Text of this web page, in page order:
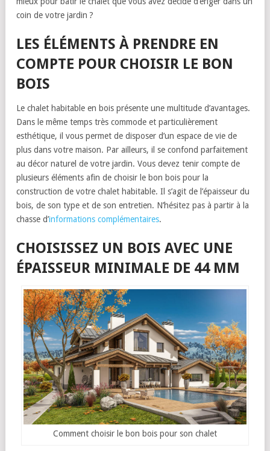
coin de votre jardin ?
LES ÉLÉMENTS À PRENDRE EN
COMPTE POUR CHOISIR LE BON
BOIS
Le chalet habitable en bois présente une multitude d’avantages.
Dans le même temps très commode et particulièrement
esthétique, il vous permet de disposer d’un espace de vie de
plus dans votre maison. Par ailleurs, il se confond parfaitement
au décor naturel de votre jardin. Vous devez tenir compte de
plusieurs éléments afin de choisir le bon bois pour la
construction de votre chalet habitable. Il s’agit de l’épaisseur du
bois, de son type et de son entretien. N’hésitez pas à partir à la
chasse d’informations complémentaires.
CHOISISSEZ UN BOIS AVEC UNE
ÉPAISSEUR MINIMALE DE 44 MM
Comment choisir le bon bois pour son chalet